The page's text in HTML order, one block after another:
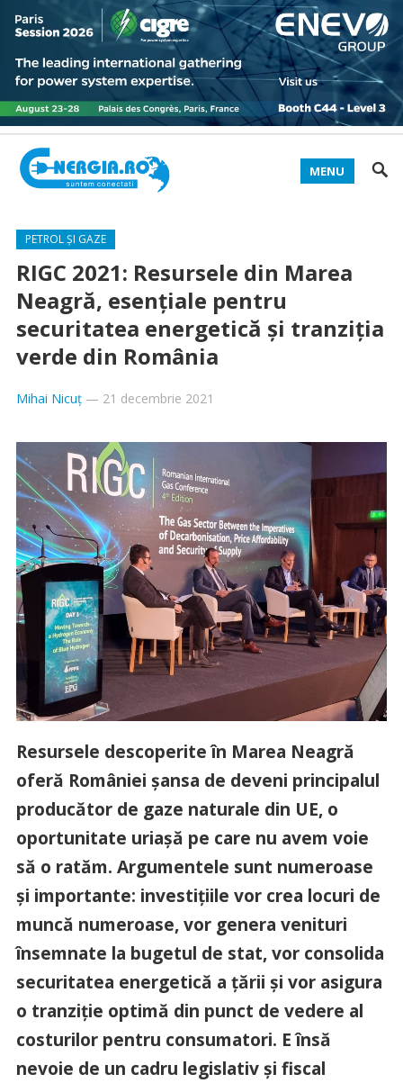
MENU
PETROL ȘI GAZE
RIGC 2021: Resursele din Marea
Neagră, esențiale pentru
securitatea energetică și tranziția
verde din România
Mihai Nicuț— 21 decembrie 2021
Resursele descoperite în Marea Neagră
oferă României șansa de deveni principalul
producător de gaze naturale din UE, o
oportunitate uriașă pe care nu avem voie
să o ratăm. Argumentele sunt numeroase
și importante: investițiile vor crea locuri de
muncă numeroase, vor genera venituri
însemnate la bugetul de stat, vor consolida
securitatea energetică a țării și vor asigura
o tranziție optimă din punct de vedere al
costurilor pentru consumatori. E însă
nevoie de un cadru legislativ și fiscal